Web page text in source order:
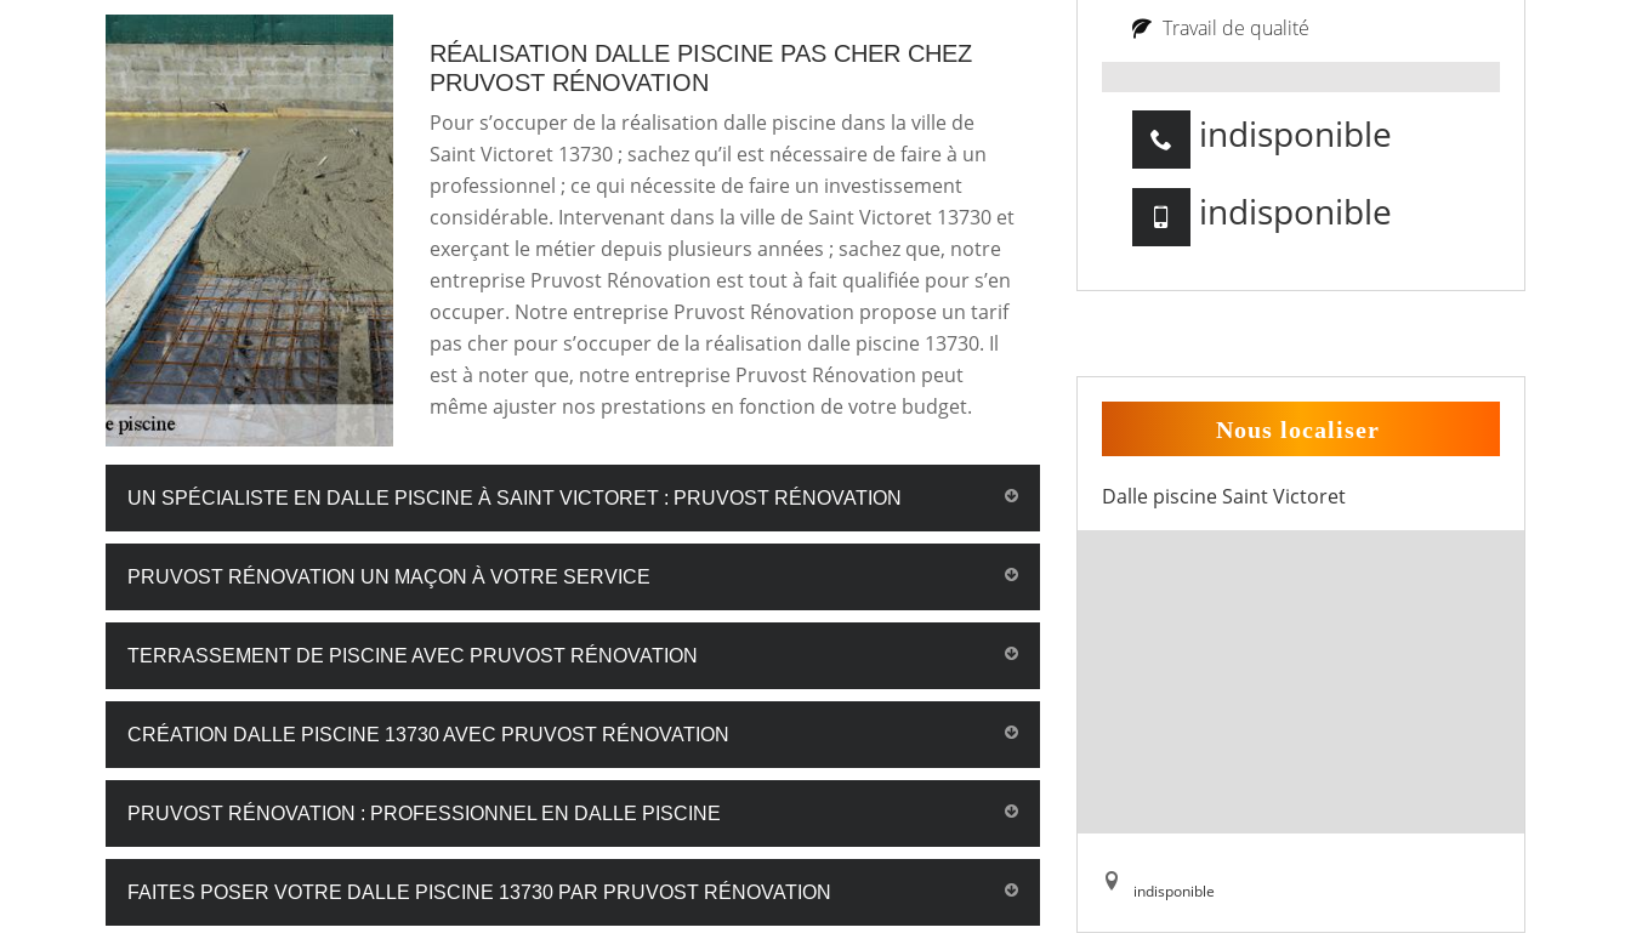
RÉALISATION DALLE PISCINE PAS CHER CHEZ
PRUVOST RÉNOVATION
Pour s’occuper de la réalisation dalle piscine dans la ville de
Saint Victoret 13730 ; sachez qu’il est nécessaire de faire à un
professionnel ; ce qui nécessite de faire un investissement
considérable. Intervenant dans la ville de Saint Victoret 13730 et
exerçant le métier depuis plusieurs années ; sachez que, notre
entreprise Pruvost Rénovation est tout à fait qualifiée pour s’en
occuper. Notre entreprise Pruvost Rénovation propose un tarif
pas cher pour s’occuper de la réalisation dalle piscine 13730. Il
est à noter que, notre entreprise Pruvost Rénovation peut
même ajuster nos prestations en fonction de votre budget.
UN SPÉCIALISTE EN DALLE PISCINE À SAINT VICTORET : PRUVOST RÉNOVATION
PRUVOST RÉNOVATION UN MAÇON À VOTRE SERVICE
TERRASSEMENT DE PISCINE AVEC PRUVOST RÉNOVATION
CRÉATION DALLE PISCINE 13730 AVEC PRUVOST RÉNOVATION
PRUVOST RÉNOVATION : PROFESSIONNEL EN DALLE PISCINE
FAITES POSER VOTRE DALLE PISCINE 13730 PAR PRUVOST RÉNOVATION
Travail de qualité
indisponible
indisponible
Nous localiser
Dalle piscine Saint Victoret
indisponible